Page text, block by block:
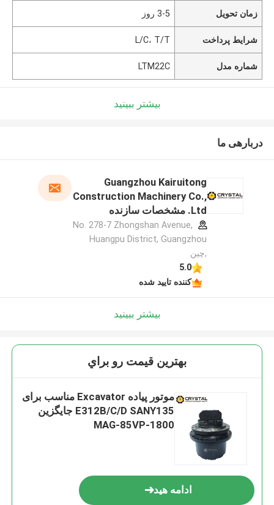
زمان تحویل 3-5 روز
شرایط پرداخت L/C، T/T
شماره مدل LTM22C
بیشتر ببینید
دربارهی ما
Guangzhou Kairuitong
Construction Machinery Co.,
Ltd. مشخصات سازنده
No. 278-7 Zhongshan Avenue,
Huangpu District, Guangzhou
,چین
5.0
کننده تایید شده
بیشتر ببینید
بهترين قيمت رو براي
موتور پیاده Excavator مناسب برای
E312B/C/D SANY135 جایگزین
MAG-85VP-1800
ادامه هید